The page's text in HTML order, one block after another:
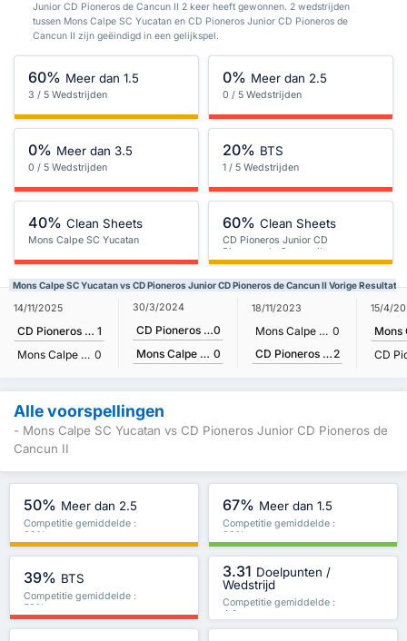
Junior CD Pioneros de Cancun II 2 keer heeft gewonnen. 2 wedstrijden
tussen Mons Calpe SC Yucatan en CD Pioneros Junior CD Pioneros de
Cancun II zijn geëindigd in een gelijkspel.
60% Meer dan 1.5
3 / 5 Wedstrijden
0% Meer dan 2.5
0 / 5 Wedstrijden
0% Meer dan 3.5
0 / 5 Wedstrijden
20% BTS
1 / 5 Wedstrijden
40% Clean Sheets
Mons Calpe SC Yucatan
60% Clean Sheets
CD Pioneros Junior CD
Pioneros de Cancun II
Mons Calpe SC Yucatan vs CD Pioneros Junior CD Pioneros de Cancun II Vorige Resultaten
14/11/2025
CD Pioneros Junior CD Pioneros de Cancun II 1
Mons Calpe SC Yucatan 0
30/3/2024
CD Pioneros Junior CD Pioneros de Cancun II0
Mons Calpe SC Yucatan 0
18/11/2023
Mons Calpe SC Yucatan 0
CD Pioneros Junior CD Pioneros de Cancun II 2
15/4/
Alle voorspellingen
- Mons Calpe SC Yucatan vs CD Pioneros Junior CD Pioneros de
Cancun II
50% Meer dan 2.5
Competitie gemiddelde :
69%
67% Meer dan 1.5
Competitie gemiddelde :
83%
39% BTS
Competitie gemiddelde :
53%
3.31 Doelpunten /
Wedstrijd
Competitie gemiddelde :
4.3